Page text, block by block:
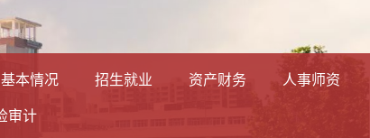
基本情况 招生就业 资产财务 人事师资
审计